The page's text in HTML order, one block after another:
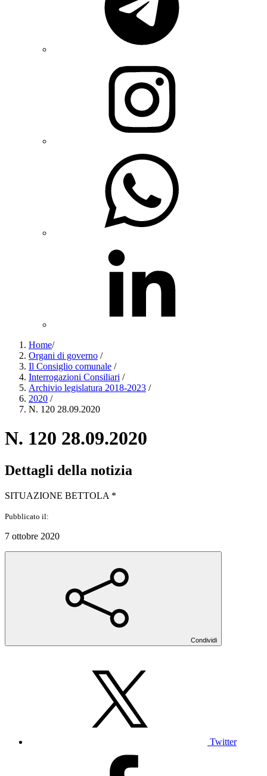
Home/
Organi di governo /
Il Consiglio comunale /
Interrogazioni Consiliari /
Archivio legislatura 2018-2023 /
2020 /
N. 120 28.09.2020
N. 120 28.09.2020
Dettagli della notizia
SITUAZIONE BETTOLA *
Pubblicato il:
7 ottobre 2020
Condividi
Twitter